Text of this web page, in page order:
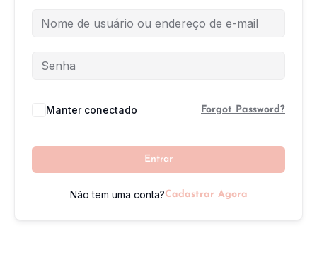
Manter conectado Forgot Password?
Entrar
Não tem uma conta?Cadastrar Agora